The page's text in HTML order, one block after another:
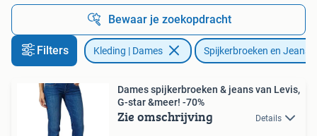
Bewaar je zoekopdracht
Filters Kleding | Dames Spijkerbroeken en Jeans
Dames spijkerbroeken & jeans van Levis,
G-star &meer! -70%
Zie omschrijving Details